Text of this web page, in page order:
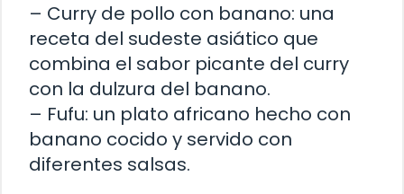
– Curry de pollo con banano: una
receta del sudeste asiático que
combina el sabor picante del curry
con la dulzura del banano.
– Fufu: un plato africano hecho con
banano cocido y servido con
diferentes salsas.